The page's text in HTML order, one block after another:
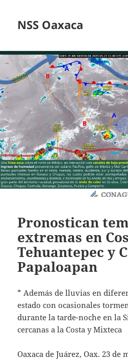
NSS Oaxaca
Pronostican
extremas en
Tehuantepec y
Papaloapan
* Además de lluvias en
estado con ocasionales
durante la tarde-noche en la
cercanas a la Costa y Mixteca
Oaxaca de Juárez, Oax. 23 de